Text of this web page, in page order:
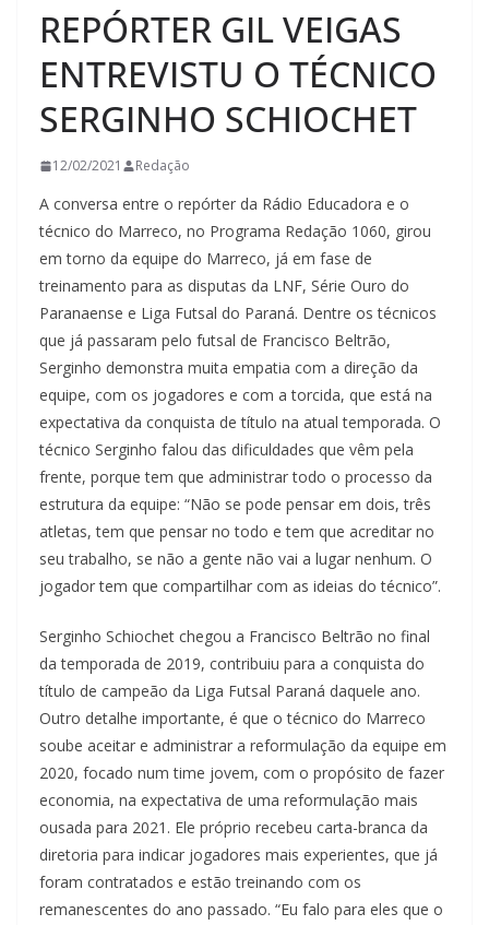
REPÓRTER GIL VEIGAS
ENTREVISTU O TÉCNICO
SERGINHO SCHIOCHET
12/02/2021 Redação
A conversa entre o repórter da Rádio Educadora e o
técnico do Marreco, no Programa Redação 1060, girou
em torno da equipe do Marreco, já em fase de
treinamento para as disputas da LNF, Série Ouro do
Paranaense e Liga Futsal do Paraná. Dentre os técnicos
que já passaram pelo futsal de Francisco Beltrão,
Serginho demonstra muita empatia com a direção da
equipe, com os jogadores e com a torcida, que está na
expectativa da conquista de título na atual temporada. O
técnico Serginho falou das dificuldades que vêm pela
frente, porque tem que administrar todo o processo da
estrutura da equipe: “Não se pode pensar em dois, três
atletas, tem que pensar no todo e tem que acreditar no
seu trabalho, se não a gente não vai a lugar nenhum. O
jogador tem que compartilhar com as ideias do técnico”.
Serginho Schiochet chegou a Francisco Beltrão no final
da temporada de 2019, contribuiu para a conquista do
título de campeão da Liga Futsal Paraná daquele ano.
Outro detalhe importante, é que o técnico do Marreco
soube aceitar e administrar a reformulação da equipe em
2020, focado num time jovem, com o propósito de fazer
economia, na expectativa de uma reformulação mais
ousada para 2021. Ele próprio recebeu carta-branca da
diretoria para indicar jogadores mais experientes, que já
foram contratados e estão treinando com os
remanescentes do ano passado. “Eu falo para eles que o